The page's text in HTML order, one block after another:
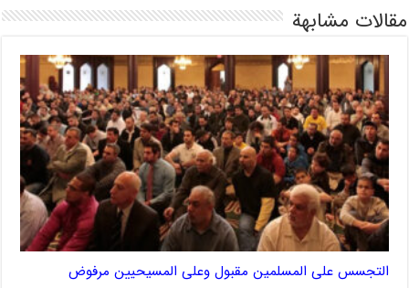
مقالات مشابهة
التجسس على المسلمين مقبول وعلى المسيحيين مرفوض